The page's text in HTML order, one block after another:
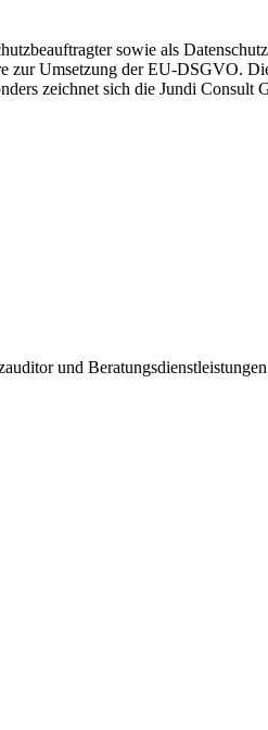
sowie als
Umsetzung der EU-DSGVO.
zeichnet sich die Jundi
und